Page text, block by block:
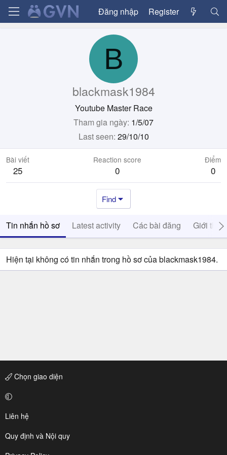
Đăng nhập Register
B
blackmask1984
Youtube Master Race
Tham gia ngày 1/5/07
Last seen 29/10/10
Bài viết
25
Reaction score
0
Điểm
0
Find
Tin nhắn hồ sơ Latest activity Các bài đăng Giới thiệu
Hiện tại không có tin nhắn trong hồ sơ của blackmask1984.
Chọn giao diện
Liên hệ
Quy định và Nội quy